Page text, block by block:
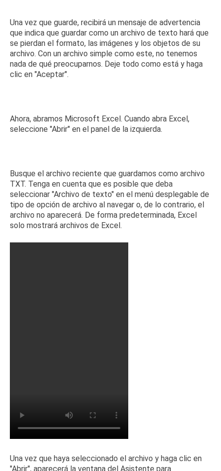
Una vez que guarde, recibirá un mensaje de advertencia
que indica que guardar como un archivo de texto hará que
se pierdan el formato, las imágenes y los objetos de su
archivo. Con un archivo simple como este, no tenemos
nada de qué preocuparnos. Deje todo como está y haga
clic en "Aceptar".
Ahora, abramos Microsoft Excel. Cuando abra Excel,
seleccione "Abrir" en el panel de la izquierda.
Busque el archivo reciente que guardamos como archivo
TXT. Tenga en cuenta que es posible que deba
seleccionar "Archivo de texto" en el menú desplegable de
tipo de opción de archivo al navegar o, de lo contrario, el
archivo no aparecerá. De forma predeterminada, Excel
solo mostrará archivos de Excel.
Una vez que haya seleccionado el archivo y haga clic en
"Abrir", aparecerá la ventana del Asistente para